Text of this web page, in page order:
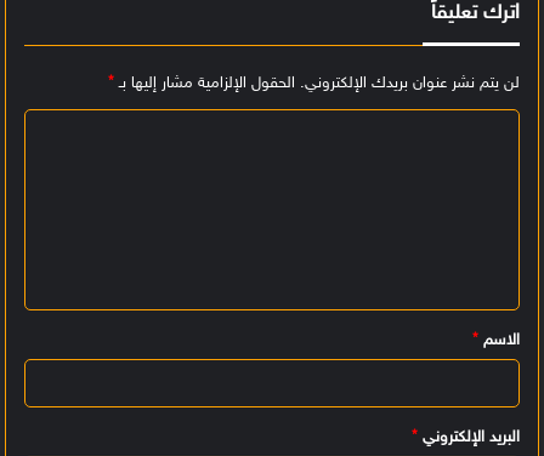
اترك تعليقاً
لن يتم نشر عنوان بريدك الإلكتروني. الحقول الإلزامية مشار إليها بـ*
ي
ق
الاسم *
البريد الإلكتروني *